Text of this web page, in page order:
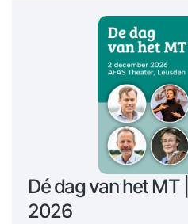
Dé dag van het MT
2026